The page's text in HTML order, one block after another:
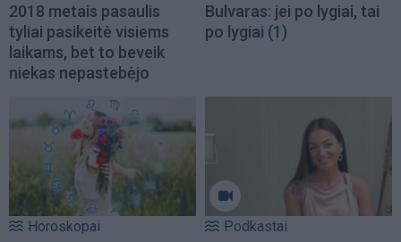
2018 metais pasaulis
tyliai pasikeitė visiems
laikams, bet to beveik
niekas nepastebėjo
Bulvaras: jei po lygiai, tai
po lygiai (1)
Horoskopai Podkastai